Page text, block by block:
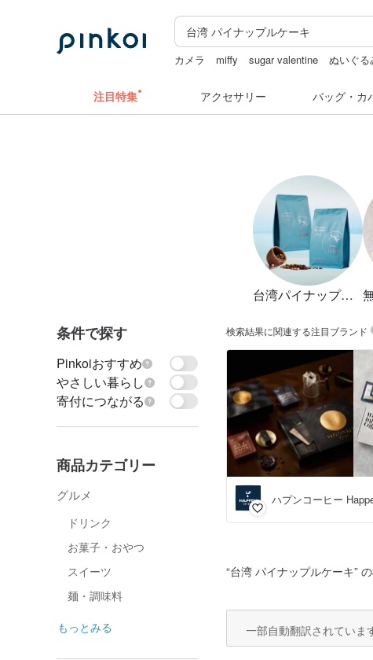
カメラ miffy sugar valentine ぬいぐる
注目特集 アクセサリー バッグ・カ
台湾パイナップルケーキ
条件で探す
Pinkoiおすすめ
やさしい暮らし
寄付につながる
商品カテゴリー
グルメ
ドリンク
お菓子・おやつ
スイーツ
麺・調味料
もっとみる
検索結果に関連する注目ブランド
ハプンコーヒー
“台湾 パイナップルケーキ”
一部自動翻訳されていま